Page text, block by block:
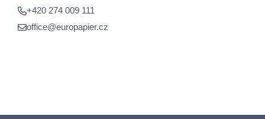
+420 274 009 111
office@europapier.cz